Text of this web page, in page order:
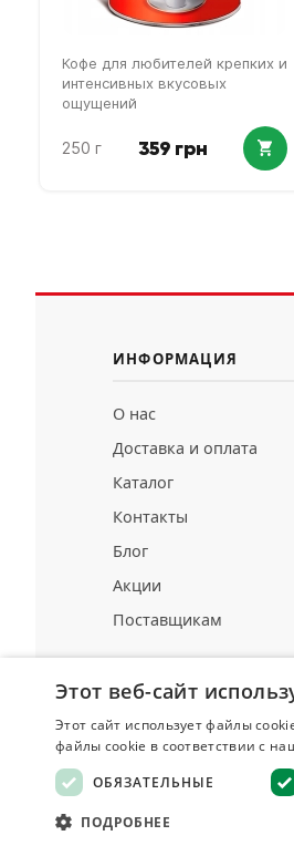
Кофе для любителей крепких и
интенсивных вкусовых
ощущений
250 г 359 грн
ИНФОРМАЦИЯ
О нас
Доставка и оплата
Каталог
Контакты
Блог
Акции
Поставщикам
Делюкс
СПЕЦИИ И ПРЯНОСТИ
Этот веб-сайт
Этот сайт использует файлы
файлы cookie в соответствии с
ОБЯЗАТЕЛЬНЫЕ
ПОДРОБНЕЕ